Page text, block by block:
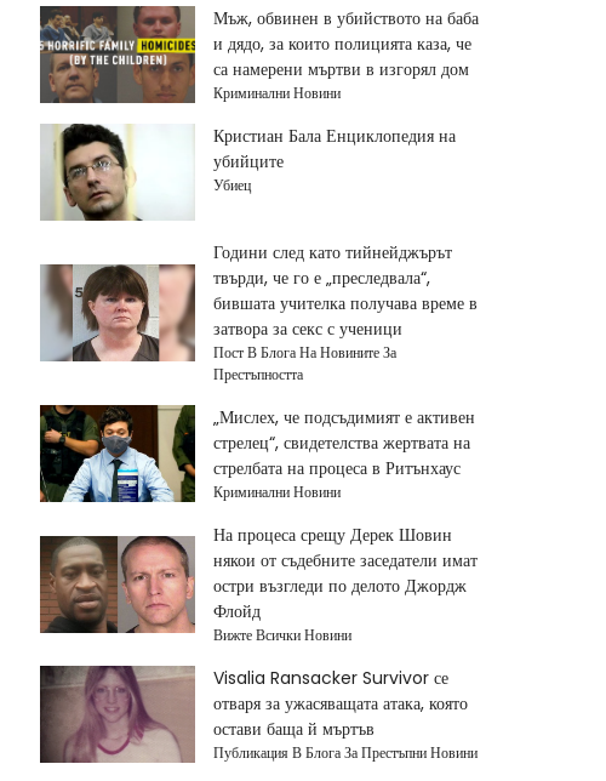
Мъж, обвинен в убийството на баба
и дядо, за които полицията каза, че
са намерени мъртви в изгорял дом
Криминални Новини
Кристиан Бала Енциклопедия на
убийците
Убиец
Години след като тийнейджърът
твърди, че го е „преследвала“,
бившата учителка получава време в
затвора за секс с ученици
Пост В Блога На Новините За
Престъпността
„Мислех, че подсъдимият е активен
стрелец“, свидетелства жертвата на
стрелбата на процеса в Ритънхаус
Криминални Новини
На процеса срещу Дерек Шовин
някои от съдебните заседатели имат
остри възгледи по делото Джордж
Флойд
Вижте Всички Новини
Visalia Ransacker Survivor се
отваря за ужасяващата атака, която
остави баща й мъртъв
Публикация В Блога За Престъпни Новини